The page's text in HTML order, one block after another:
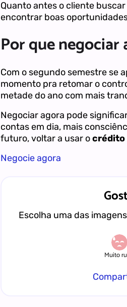
Quanto antes o cliente
encontrar boas
Por que negociar
Com o segundo semestre se
momento pra retomar o
metade do ano com mais
Negociar agora pode
contas em dia, mais
futuro, voltar a usar ocrédito
Negocie agora
Escolha uma das
Muito